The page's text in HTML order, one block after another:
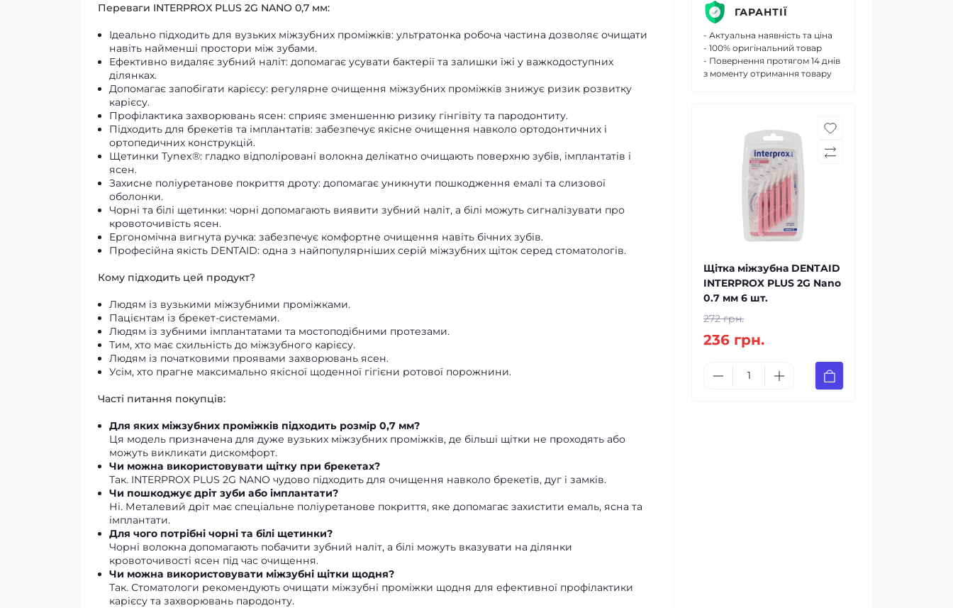
Переваги INTERPROX PLUS 2G NANO 0,7 мм:
Ідеально підходить для вузьких міжзубних проміжків: ультратонка робоча частина дозволяє очищати
навіть найменші простори між зубами.
Ефективно видаляє зубний наліт: допомагає усувати бактерії та залишки їжі у важкодоступних
ділянках.
Допомагає запобігати карієсу: регулярне очищення міжзубних проміжків знижує ризик розвитку
карієсу.
Профілактика захворювань ясен: сприяє зменшенню ризику гінгівіту та пародонтиту.
Підходить для брекетів та імплантатів: забезпечує якісне очищення навколо ортодонтичних і
ортопедичних конструкцій.
Щетинки Tynex®: гладко відполіровані волокна делікатно очищають поверхню зубів, імплантатів і
ясен.
Захисне поліуретанове покриття дроту: допомагає уникнути пошкодження емалі та слизової
оболонки.
Чорні та білі щетинки: чорні допомагають виявити зубний наліт, а білі можуть сигналізувати про
кровоточивість ясен.
Ергономічна вигнута ручка: забезпечує комфортне очищення навіть бічних зубів.
Професійна якість DENTAID: одна з найпопулярніших серій міжзубних щіток серед стоматологів.
Кому підходить цей продукт?
Людям із вузькими міжзубними проміжками.
Пацієнтам із брекет-системами.
Людям із зубними імплантатами та мостоподібними протезами.
Тим, хто має схильність до міжзубного карієсу.
Людям із початковими проявами захворювань ясен.
Усім, хто прагне максимально якісної щоденної гігієни ротової порожнини.
Часті питання покупців:
Для яких міжзубних проміжків підходить розмір 0,7 мм?
Ця модель призначена для дуже вузьких міжзубних проміжків, де більші щітки не проходять або
можуть викликати дискомфорт.
Чи можна використовувати щітку при брекетах?
Так. INTERPROX PLUS 2G NANO чудово підходить для очищення навколо брекетів, дуг і замків.
Чи пошкоджує дріт зуби або імплантати?
Ні. Металевий дріт має спеціальне поліуретанове покриття, яке допомагає захистити емаль, ясна та
імплантати.
Для чого потрібні чорні та білі щетинки?
Чорні волокна допомагають побачити зубний наліт, а білі можуть вказувати на ділянки
кровоточивості ясен під час очищення.
Чи можна використовувати міжзубні щітки щодня?
Так. Стоматологи рекомендують очищати міжзубні проміжки щодня для ефективної профілактики
карієсу та захворювань пародонту.
ГАРАНТІЇ
- Актуальна наявність та ціна
- 100% оригінальний товар
- Повернення протягом 14 днів
з моменту отримання товару
Щітка міжзубна DENTAID
INTERPROX PLUS 2G Nano
0.7 мм 6 шт.
272 грн.
236 грн.